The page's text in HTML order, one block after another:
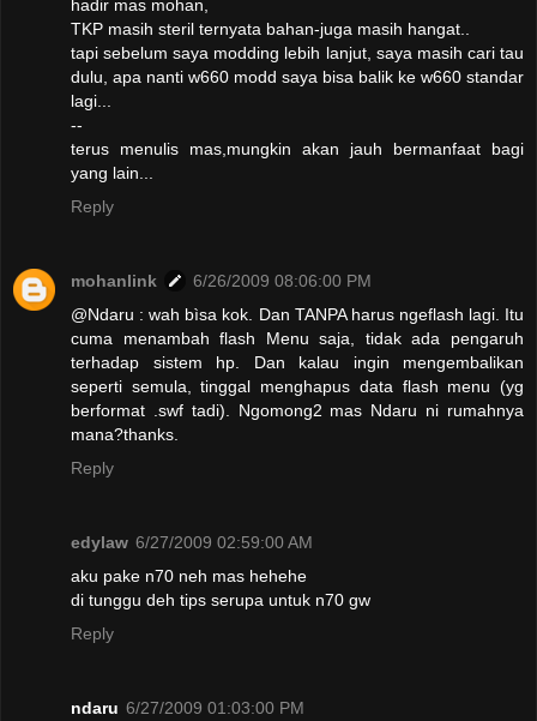
hadir mas mohan,
TKP masih steril ternyata bahan-juga masih hangat..
tapi sebelum saya modding lebih lanjut, saya masih cari tau
dulu, apa nanti w660 modd saya bisa balik ke w660 standar
lagi...
--
terus menulis mas,mungkin akan jauh bermanfaat bagi
yang lain...
Reply
mohanlink
6/26/2009 08:06:00 PM
@Ndaru : wah bìsa kok. Dan TANPA harus ngeflash lagi. Itu
cuma menambah flash Menu saja, tidak ada pengaruh
terhadap sistem hp. Dan kalau ingin mengembalikan
seperti semula, tinggal menghapus data flash menu (yg
berformat .swf tadi). Ngomong2 mas Ndaru ni rumahnya
mana?thanks.
Reply
edylaw 6/27/2009 02:59:00 AM
aku pake n70 neh mas hehehe
di tunggu deh tips serupa untuk n70 gw
Reply
ndaru 6/27/2009 01:03:00 PM